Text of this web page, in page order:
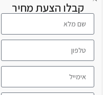
קבלו הצעת מחיר